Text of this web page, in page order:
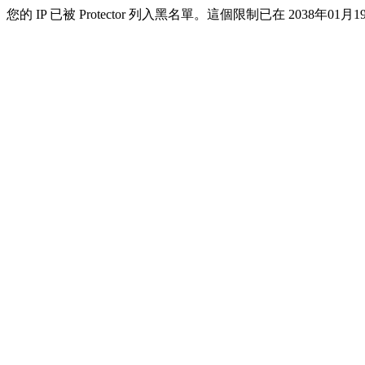
您的 IP 已被 Protector 列入黑名單。這個限制已在 2038年01月